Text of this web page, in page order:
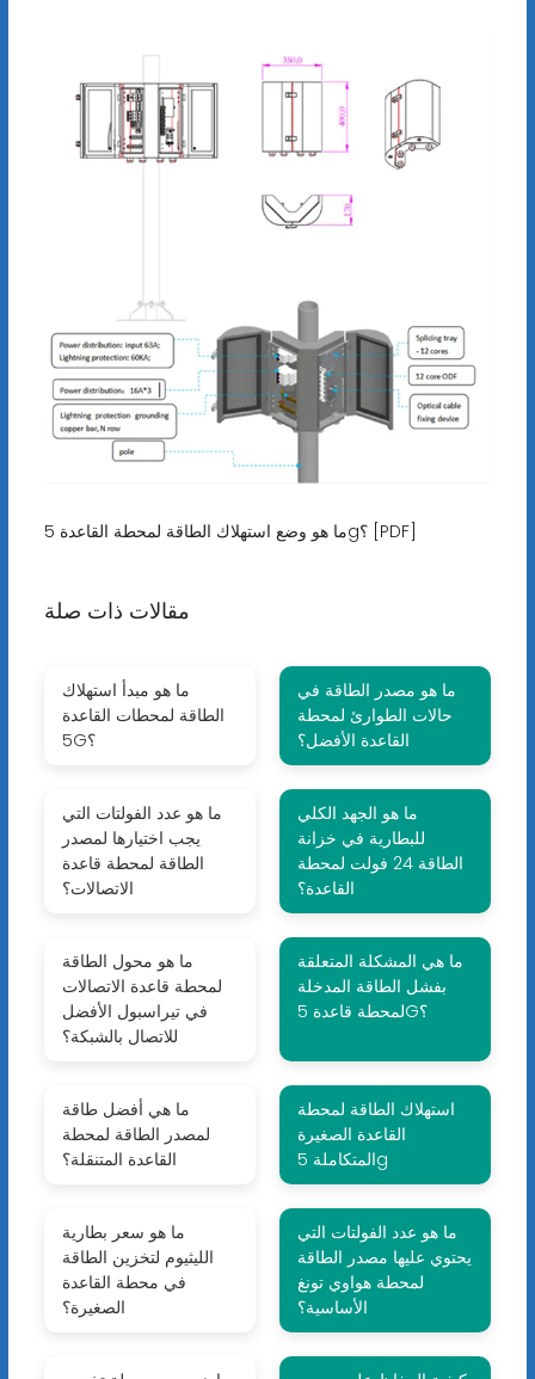
ما هو وضع استهلاك الطاقة لمحطة القاعدة 5g؟ [PDF]
مقالات ذات صلة
ما هو مبدأ استهلاك
الطاقة لمحطات القاعدة
5G؟
ما هو مصدر الطاقة في
حالات الطوارئ لمحطة
القاعدة الأفضل؟
ما هو عدد الفولتات التي
يجب اختيارها لمصدر
الطاقة لمحطة قاعدة
الاتصالات؟
ما هو الجهد الكلي
للبطارية في خزانة
الطاقة 24 فولت لمحطة
القاعدة؟
ما هو محول الطاقة
لمحطة قاعدة الاتصالات
في تيراسبول الأفضل
للاتصال بالشبكة؟
ما هي المشكلة المتعلقة
بفشل الطاقة المدخلة
لمحطة قاعدة 5G؟
ما هي أفضل طاقة
لمصدر الطاقة لمحطة
القاعدة المتنقلة؟
استهلاك الطاقة لمحطة
القاعدة الصغيرة
المتكاملة 5g
ما هو سعر بطارية
الليثيوم لتخزين الطاقة
في محطة القاعدة
الصغيرة؟
ما هو عدد الفولتات التي
يحتوي عليها مصدر الطاقة
لمحطة هواوي تونغ
الأساسية؟